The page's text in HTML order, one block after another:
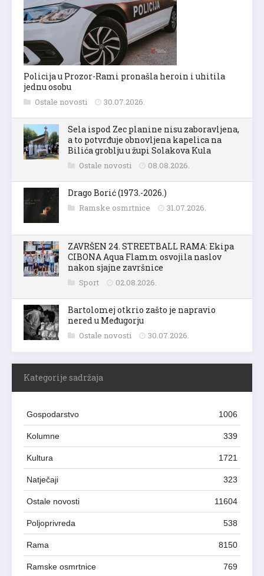
Policija u Prozor-Rami pronašla heroin i uhitila
jednu osobu
Ostale novosti 30.07.2026.
Sela ispod Zec planine nisu zaboravljena,
a to potvrđuje obnovljena kapelica na
Bilića groblju u župi Solakova Kula
Ostale novosti 08.08.2026.
Drago Borić (1973.-2026.)
Ramske osmrtnice 31.07.2026.
ZAVRŠEN 24. STREETBALL RAMA: Ekipa
CIBONA Aqua Flamm osvojila naslov
nakon sjajne završnice
Sport 02.08.2026.
Bartolomej otkrio zašto je napravio
nered u Međugorju
Ostale novosti 30.07.2026.
Kategorije sadržaja
Gospodarstvo 1006
Kolumne 339
Kultura 1721
Natječaji 323
Ostale novosti 11604
Poljoprivreda 538
Rama 8150
Ramske osmrtnice 769